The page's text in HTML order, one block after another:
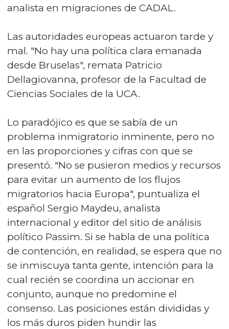
analista en migraciones de CADAL.
Las autoridades europeas actuaron tarde y
mal. "No hay una política clara emanada
desde Bruselas", remata Patricio
Dellagiovanna, profesor de la Facultad de
Ciencias Sociales de la UCA.
Lo paradójico es que se sabía de un
problema inmigratorio inminente, pero no
en las proporciones y cifras con que se
presentó. "No se pusieron medios y recursos
para evitar un aumento de los flujos
migratorios hacia Europa", puntualiza el
español Sergio Maydeu, analista
internacional y editor del sitio de análisis
político Passim. Si se habla de una política
de contención, en realidad, se espera que no
se inmiscuya tanta gente, intención para la
cual recién se coordina un accionar en
conjunto, aunque no predomine el
consenso. Las posiciones están divididas y
los más duros piden hundir las